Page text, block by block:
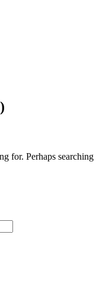
for. Perhaps searching